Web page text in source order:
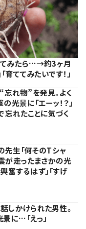
てみたら…→約3ヶ月
育ててみたいです！」
忘れ物”を発見。よく
光景に「エーッ！？」
忘れたことに気づく
生「何そのTシャ
が走ったまさかの光
奮するはず」「すげ
かけられた男性。
に…「えっ」